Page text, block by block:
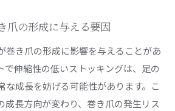
減するためのストッキング選びの
求したストッキング素材の選び方
るためのストッキングのフィット感
爪の形成に与える要因
巻き爪の形成に影響を与えることがあ
で伸縮性の低いストッキングは、足の
な成長を妨げる可能性があります。こ
成長方向が変わり、巻き爪の発生リス